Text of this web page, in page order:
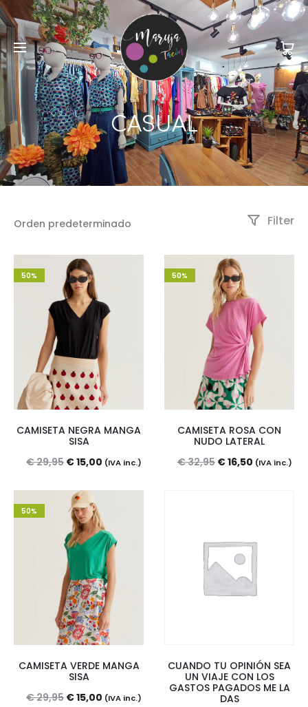
CASUAL
Filter
50%
CAMISETA NEGRA MANGA
SISA
€29,95 El
original
era:
€ 29,95.
€15,00 El
es:
€ 15,00.
(IVA inc.)
50%
CAMISETA ROSA CON
NUDO LATERAL
€32,95 El
€ 32,95.
€16,50El
€ 16,50.
(IVA inc.)
50%
CAMISETA VERDE MANGA
SISA
€29,95 El
€15,00 El
(IVA inc.)
CUANDO TU OPINIÓN SEA
UN VIAJE CON LOS
GASTOS PAGADOS ME LA
DAS